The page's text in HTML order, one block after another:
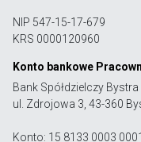
NIP 547-15-17-679
KRS 0000120960
Konto bankowe
Bank Spółdzielczy Bystra
ul. Zdrojowa 3, 43-360
Konto: 15 8133 0003